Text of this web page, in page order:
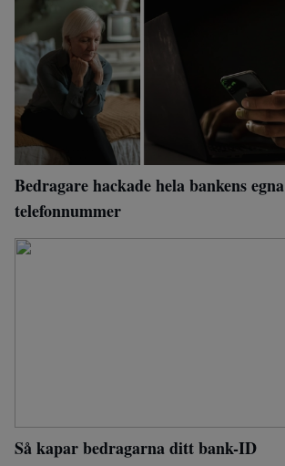
Bedragare hackade hela bankens egna
telefonnummer
Så kapar bedragarna ditt bank-ID